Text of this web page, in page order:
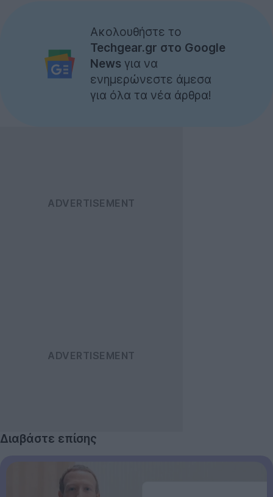
Ακολουθήστε το
Techgear.gr στο Google
News για να
ενημερώνεστε άμεσα
για όλα τα νέα άρθρα!
Διαβάστε επίσης